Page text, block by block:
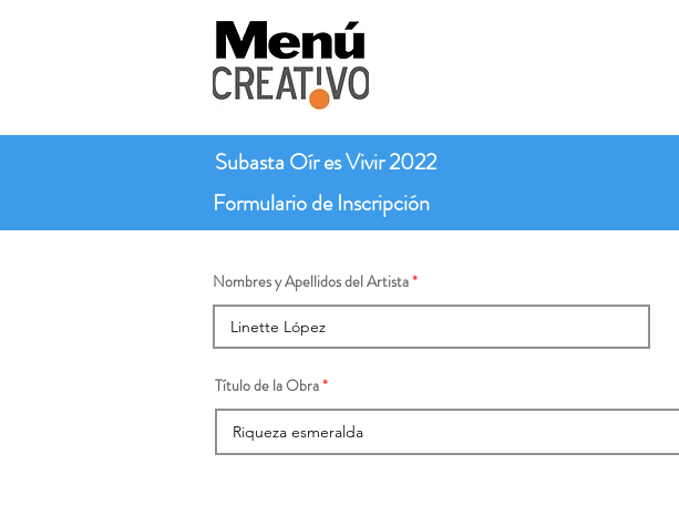
Subasta Oír es Vivir 2022
Formulario de Inscripción
Nombres y Apellidos del Artista
Título de la Obra